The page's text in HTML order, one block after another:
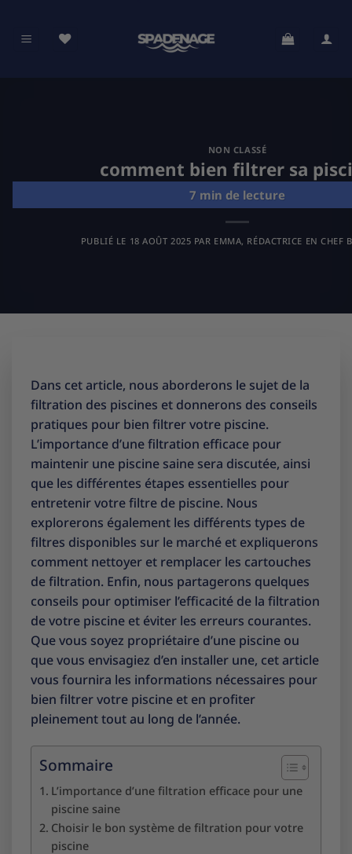
contenu
NON CLASSÉ
comment bien filtrer sa
PUBLIÉ LE 18 AOÛT 2025 PAR EMMA, RÉDACTRICE EN CHEF
Dans cet article, nous aborderons le sujet de la
filtration des piscines et donnerons des conseils
pratiques pour bien filtrer votre piscine.
L’importance d’une filtration efficace pour
maintenir une piscine saine sera discutée, ainsi
que les différentes étapes essentielles pour
entretenir votre filtre de piscine. Nous
explorerons également les différents types de
filtres disponibles sur le marché et expliquerons
comment nettoyer et remplacer les cartouches
de filtration. Enfin, nous partagerons quelques
conseils pour optimiser l’efficacité de la filtration
de votre piscine et éviter les erreurs courantes.
Que vous soyez propriétaire d’une piscine ou
que vous envisagiez d’en installer une, cet article
vous fournira les informations nécessaires pour
bien filtrer votre piscine et en profiter
pleinement tout au long de l’année.
Sommaire
L’importance d’une filtration efficace pour une
piscine saine
Choisir le bon système de filtration pour votre
piscine